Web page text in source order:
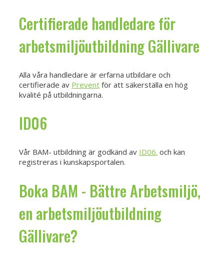
Certifierade handledare för
arbetsmiljöutbildning Gällivare
Alla våra handledare är erfarna utbildare och
certifierade av Prevent för att säkerställa en hög
kvalité på utbildningarna.
ID06
Vår BAM- utbildning är godkänd av ID06. och kan
registreras i kunskapsportalen.
Boka BAM - Bättre Arbetsmiljö,
en arbetsmiljöutbildning
Gällivare?